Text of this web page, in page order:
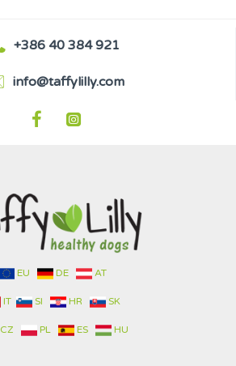
+386 40 384 921
info@taffylilly.com
EU DE AT
IT SI HR SK
CZ PL ES HU